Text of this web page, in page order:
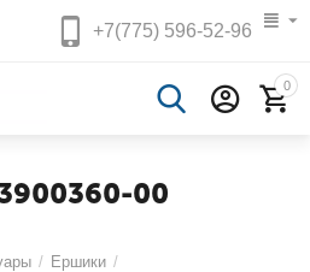
+7(775)596-52-96
0
00
/ Ершики /